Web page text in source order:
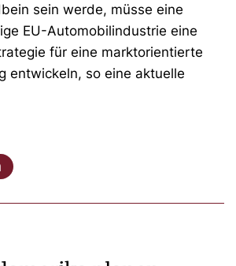
sein werde, müsse eine
EU-Automobilindustrie eine
für eine marktorientierte
entwickeln, so eine aktuelle